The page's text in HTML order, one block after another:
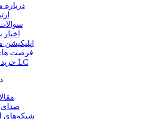
درباره
اخبار
فرصت
خرید اعتباری LC
شبکه‌های